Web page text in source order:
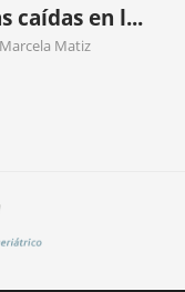
caídas en l...
Matiz